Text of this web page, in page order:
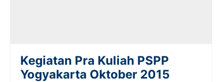
Kegiatan Pra Kuliah PSPP
Yogyakarta Oktober 2015